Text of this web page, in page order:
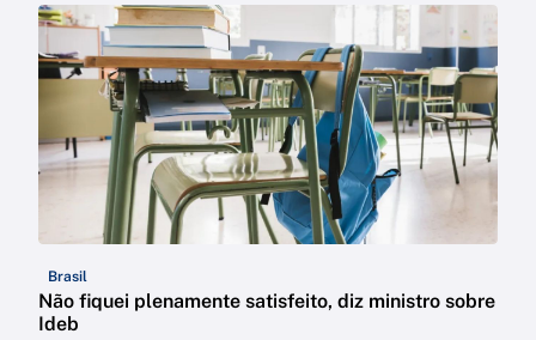
Brasil
Não fiquei plenamente satisfeito, diz ministro sobre
Ideb